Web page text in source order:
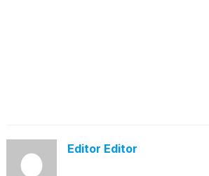
Editor Editor